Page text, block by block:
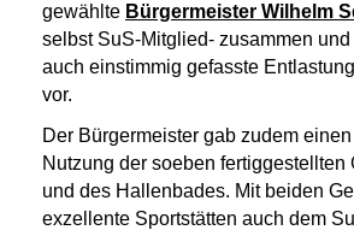
gewählte Bürgermeister Wilhelm
selbst SuS-Mitglied- zusammen
auch einstimmig gefasste
vor.
Der Bürgermeister gab zudem
Nutzung der soeben fertiggestellten
und des Hallenbades. Mit beiden
exzellente Sportstätten auch dem